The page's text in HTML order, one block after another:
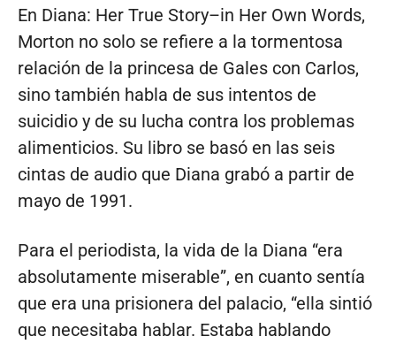
En Diana: Her True Story–in Her Own Words,
Morton no solo se refiere a la tormentosa
relación de la princesa de Gales con Carlos,
sino también habla de sus intentos de
suicidio y de su lucha contra los problemas
alimenticios. Su libro se basó en las seis
cintas de audio que Diana grabó a partir de
mayo de 1991.
Para el periodista, la vida de la Diana “era
absolutamente miserable”, en cuanto sentía
que era una prisionera del palacio, “ella sintió
que necesitaba hablar. Estaba hablando